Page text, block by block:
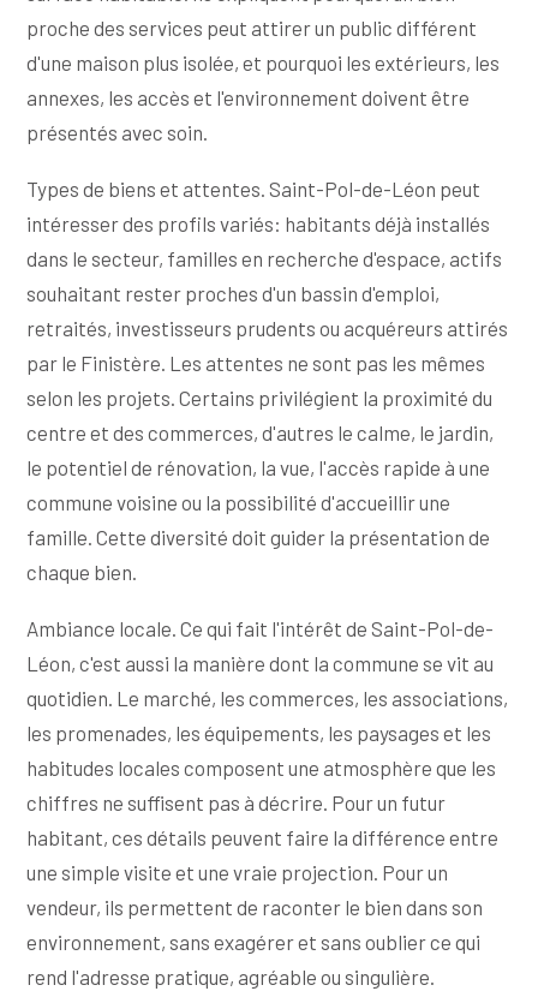
proche des services peut attirer un public différent
d'une maison plus isolée, et pourquoi les extérieurs, les
annexes, les accès et l'environnement doivent être
présentés avec soin.
Types de biens et attentes. Saint-Pol-de-Léon peut
intéresser des profils variés: habitants déjà installés
dans le secteur, familles en recherche d'espace, actifs
souhaitant rester proches d'un bassin d'emploi,
retraités, investisseurs prudents ou acquéreurs attirés
par le Finistère. Les attentes ne sont pas les mêmes
selon les projets. Certains privilégient la proximité du
centre et des commerces, d'autres le calme, le jardin,
le potentiel de rénovation, la vue, l'accès rapide à une
commune voisine ou la possibilité d'accueillir une
famille. Cette diversité doit guider la présentation de
chaque bien.
Ambiance locale. Ce qui fait l'intérêt de Saint-Pol-de-
Léon, c'est aussi la manière dont la commune se vit au
quotidien. Le marché, les commerces, les associations,
les promenades, les équipements, les paysages et les
habitudes locales composent une atmosphère que les
chiffres ne suffisent pas à décrire. Pour un futur
habitant, ces détails peuvent faire la différence entre
une simple visite et une vraie projection. Pour un
vendeur, ils permettent de raconter le bien dans son
environnement, sans exagérer et sans oublier ce qui
rend l'adresse pratique, agréable ou singulière.